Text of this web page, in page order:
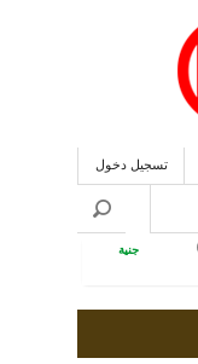
تسجيل دخول
جنية